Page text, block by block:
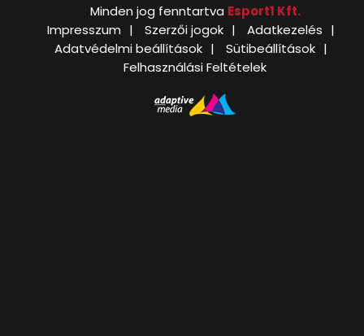
Minden jog fenntartva Esport1 Kft.
Impresszum
Szerzői jogok
Adatkezelés
Adatvédelmi beállítások
Sütibeállítások
Felhasználási Feltételek